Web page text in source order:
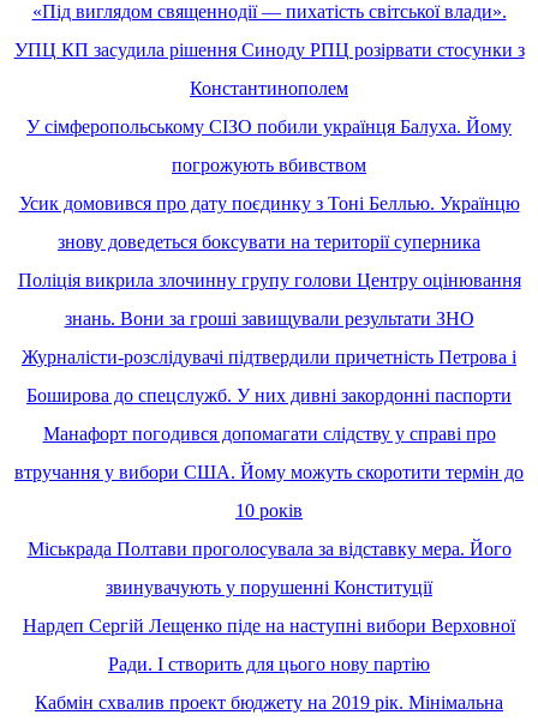
«Під виглядом священнодії — пихатість світської влади».
УПЦ КП засудила рішення Синоду РПЦ розірвати стосунки з
Константинополем
У сімферопольському СІЗО побили українця Балуха. Йому
погрожують вбивством
Усик домовився про дату поєдинку з Тоні Беллью. Українцю
знову доведеться боксувати на території суперника
Поліція викрила злочинну групу голови Центру оцінювання
знань. Вони за гроші завищували результати ЗНО
Журналісти-розслідувачі підтвердили причетність Петрова і
Боширова до спецслужб. У них дивні закордонні паспорти
Манафорт погодився допомагати слідству у справі про
втручання у вибори США. Йому можуть скоротити термін до
10 років
Міськрада Полтави проголосувала за відставку мера. Його
звинувачують у порушенні Конституції
Нардеп Сергій Лещенко піде на наступні вибори Верховної
Ради. І створить для цього нову партію
Кабмін схвалив проект бюджету на 2019 рік. Мінімальна